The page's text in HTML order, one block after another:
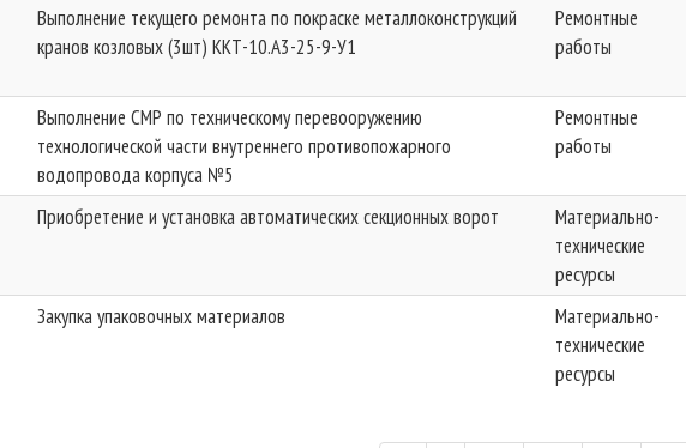
Выполнение текущего ремонта по покраске металлоконструкций
кранов козловых (3шт) ККТ-10.А3-25-9-У1
Ремонтные
работы
Выполнение СМР по техническому перевооружению
технологической части внутреннего противопожарного
водопровода корпуса №5
Ремонтные
работы
Приобретение и установка автоматических секционных ворот
Материально-
технические
ресурсы
Закупка упаковочных материалов
Материально-
технические
ресурсы